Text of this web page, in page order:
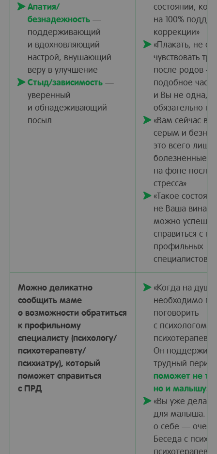
Апатия/
безнадежность —
поддерживающий
и вдохновляющий
настрой, внушающий
веру в улучшение
Стыд/зависимость —
уверенный
и обнадеживающий
посыл
состоянии,
на 100%
коррекции»
«Плакать, не
чувствовать
после родов —
подобное
и Вы не одна,
обязательно
«Вам сейчас
серым и
это всего лишь
болезненные
на фоне
стресса»
«Такое
не Ваша вина.
можно успешно
справиться с
профильных
специалистов»
Можно деликатно
сообщить маме
о возможности обратиться
к профильному
специалисту (психологу/
психотерапевту/
психиатру), который
поможет справиться
с ПРД
«Когда на
необходимо
поговорить
с психологом/
Он поддержит
трудный
поможет не
но и малышу»
«Вы уже
для малыша.
о себе —
Беседа с